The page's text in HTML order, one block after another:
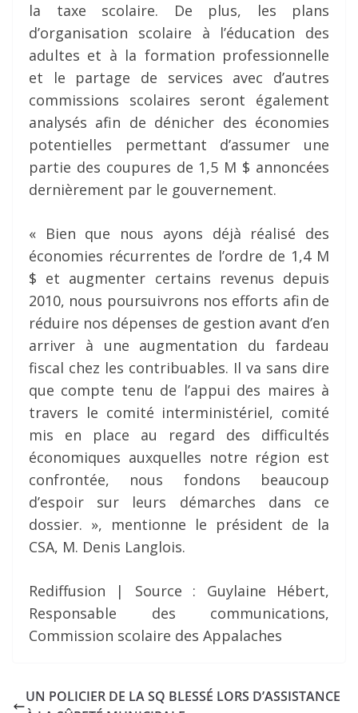
la taxe scolaire. De plus, les plans
d’organisation scolaire à l’éducation des
adultes et à la formation professionnelle
et le partage de services avec d’autres
commissions scolaires seront également
analysés afin de dénicher des économies
potentielles permettant d’assumer une
partie des coupures de 1,5 M $ annoncées
dernièrement par le gouvernement.
« Bien que nous ayons déjà réalisé des
économies récurrentes de l’ordre de 1,4 M
$ et augmenter certains revenus depuis
2010, nous poursuivrons nos efforts afin de
réduire nos dépenses de gestion avant d’en
arriver à une augmentation du fardeau
fiscal chez les contribuables. Il va sans dire
que compte tenu de l’appui des maires à
travers le comité interministériel, comité
mis en place au regard des difficultés
économiques auxquelles notre région est
confrontée, nous fondons beaucoup
d’espoir sur leurs démarches dans ce
dossier. », mentionne le président de la
CSA, M. Denis Langlois.
Rediffusion | Source : Guylaine Hébert,
Responsable des communications,
Commission scolaire des Appalaches
UN POLICIER DE LA SQ BLESSÉ LORS D’ASSISTANCE